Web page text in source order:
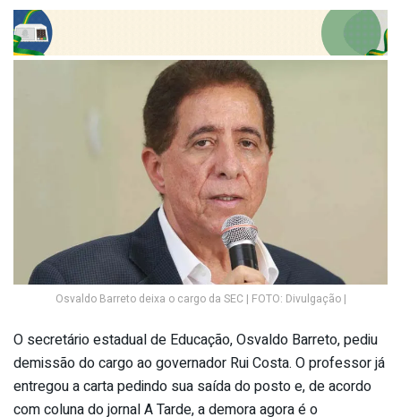
Osvaldo Barreto deixa o cargo da SEC | FOTO: Divulgação |
O secretário estadual de Educação, Osvaldo Barreto, pediu
demissão do cargo ao governador Rui Costa. O professor já
entregou a carta pedindo sua saída do posto e, de acordo
com coluna do jornal A Tarde, a demora agora é o